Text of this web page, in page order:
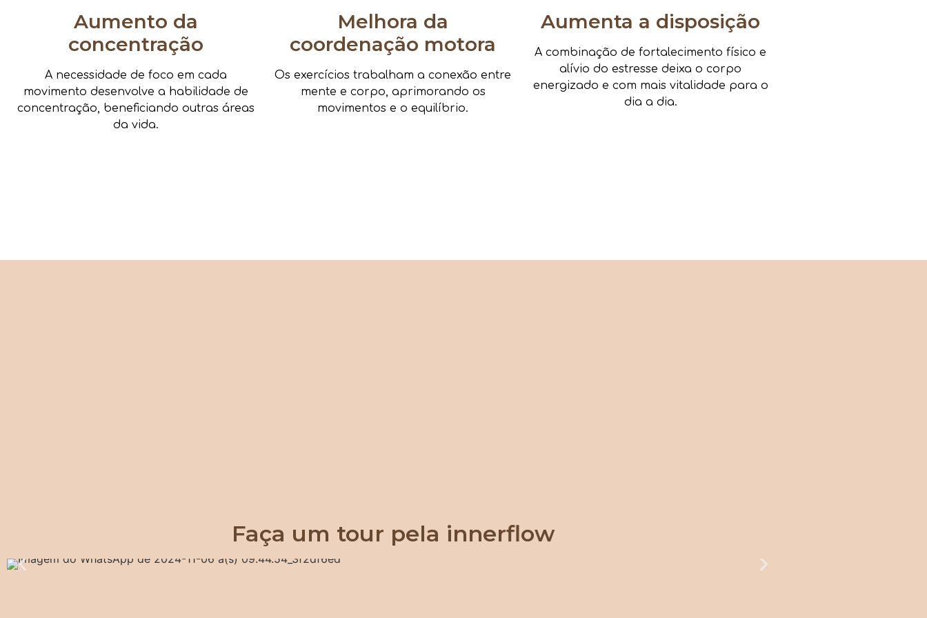
Aumento da
concentração
A necessidade de foco em cada
movimento desenvolve a habilidade de
concentração, beneficiando outras áreas
da vida.
Melhora da
coordenação motora
Os exercícios trabalham a conexão entre
mente e corpo, aprimorando os
movimentos e o equilíbrio.
Aumenta a disposição
A combinação de fortalecimento físico e
alívio do estresse deixa o corpo
energizado e com mais vitalidade para o
dia a dia.
Faça um tour pela innerflow